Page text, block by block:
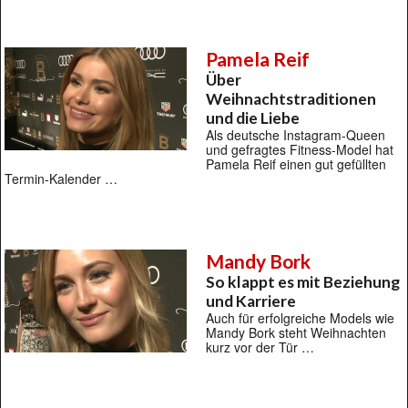
Pamela Reif
Über
Weihnachtstraditionen
und die Liebe
Als deutsche Instagram-Queen
und gefragtes Fitness-Model hat
Pamela Reif einen gut gefüllten
Termin-Kalender …
Mandy Bork
So klappt es mit Beziehung
und Karriere
Auch für erfolgreiche Models wie
Mandy Bork steht Weihnachten
kurz vor der Tür …